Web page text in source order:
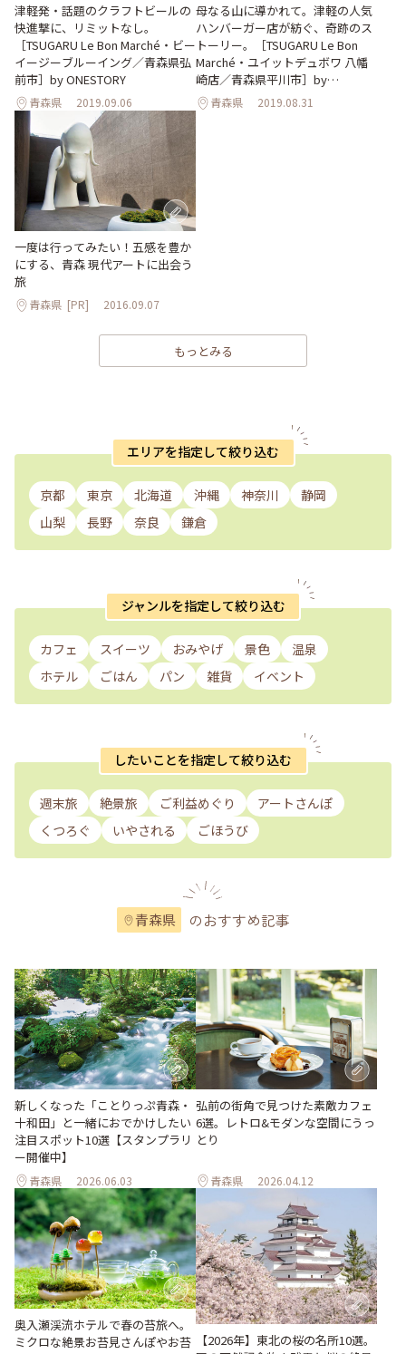
津軽発・話題のクラフトビールの
快進撃に、リミットなし。
［TSUGARU Le Bon Marché・ビー
イージーブルーイング／青森県弘
前市］by ONESTORY
青森県 2019.09.06
母なる山に導かれて。津軽の人気
ハンバーガー店が紡ぐ、奇跡のス
トーリー。［TSUGARU Le Bon
Marché・ユイットデュボワ 八幡
崎店／青森県平川市］by
ONESTORY
青森県 2019.08.31
一度は行ってみたい！五感を豊か
にする、青森 現代アートに出会う
旅
青森県 [PR] 2016.09.07
もっとみる
エリアを指定して絞り込む
京都 東京 北海道 沖縄 神奈川
静岡
山梨
長野 奈良 鎌倉
ジャンルを指定して絞り込む
カフェ スイーツ おみやげ 景色
温泉
ホテル
ごはん パン 雑貨 イベント
したいことを指定して絞り込む
週末旅 絶景旅 ご利益めぐり
アートさんぽ
くつろぐ
いやされる ごほうび
青森県 のおすすめ記事
新しくなった「ことりっぷ青森・
十和田」と一緒におでかけしたい
注目スポット10選【スタンプラリ
ー開催中】
青森県 2026.06.03
弘前の街角で見つけた素敵カフェ
6選。レトロ&モダンな空間にうっ
とり
青森県 2026.04.12
奥入瀬渓流ホテルで春の苔旅へ。
ミクロな絶景お苔見さんぽやお苔
【2026年】東北の桜の名所10選。